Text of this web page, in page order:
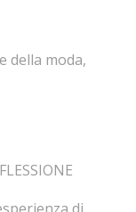
della moda,